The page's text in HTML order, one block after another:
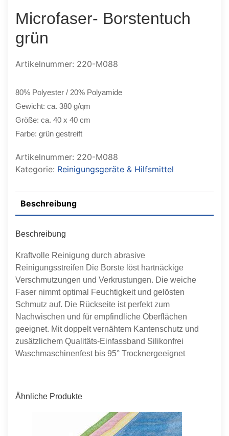
Microfaser- Borstentuch
grün
Artikelnummer: 220-M088
80% Polyester / 20% Polyamide
Gewicht: ca. 380 g/qm
Größe: ca. 40 x 40 cm
Farbe: grün gestreift
Artikelnummer: 220-M088
Kategorie: Reinigungsgeräte & Hilfsmittel
Beschreibung
Beschreibung
Kraftvolle Reinigung durch abrasive
Reinigungsstreifen Die Borste löst hartnäckige
Verschmutzungen und Verkrustungen. Die weiche
Faser nimmt optimal Feuchtigkeit und gelösten
Schmutz auf. Die Rückseite ist perfekt zum
Nachwischen und für empfindliche Oberflächen
geeignet. Mit doppelt vernähtem Kantenschutz und
zusätzlichem Qualitäts-Einfassband Silikonfrei
Waschmaschinenfest bis 95° Trocknergeeignet
Ähnliche Produkte